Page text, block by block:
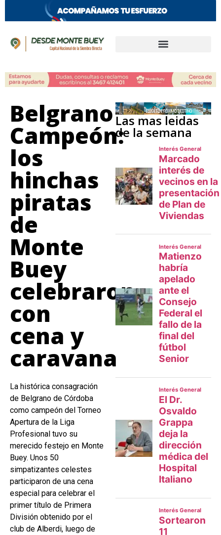
Belgrano
Campeón:
los
hinchas
piratas
de
Monte
Buey
celebraron
con
cena y
caravana
La histórica consagración
de Belgrano de Córdoba
como campeón del Torneo
Apertura de la Liga
Profesional tuvo su
merecido festejo en Monte
Buey. Unos 50
simpatizantes celestes
participaron de una cena
especial para celebrar el
primer título de Primera
División obtenido por el
club de Alberdi, luego de
Las mas leidas
de la semana